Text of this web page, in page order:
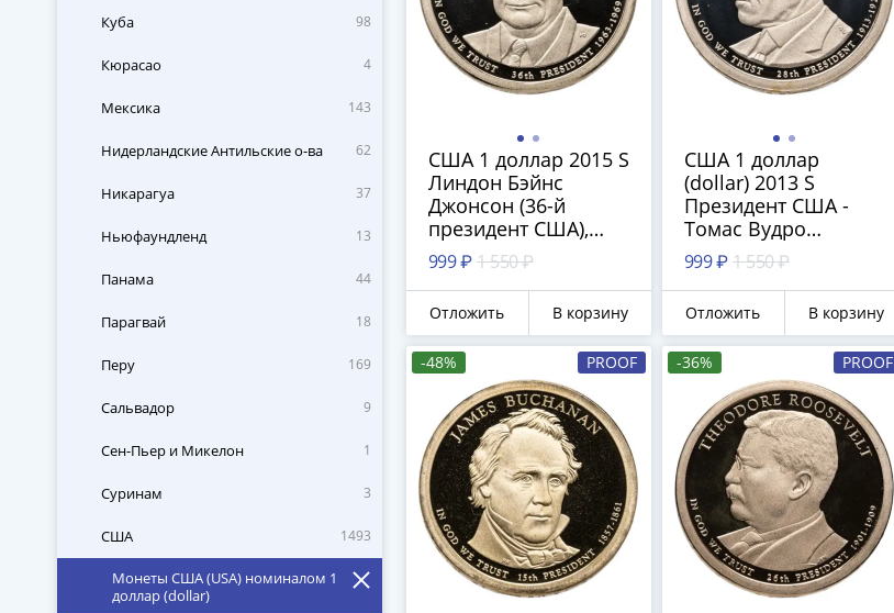
Куба 98
Кюрасао 4
Мексика 143
Нидерландские Антильские о-ва 62
Никарагуа 37
Ньюфаундленд 13
Панама 44
Парагвай 18
Перу 169
Сальвадор 9
Сен-Пьер и Микелон 1
Суринам 3
США
Монеты США (USA) номиналом 1
доллар (dollar)
1493
США 1 доллар 2015 S
Линдон Бэйнс
Джонсон (36-й
президент США),
знак монетного
двора "S" - Сан-
Франциско
999 ₽ 1 550 ₽
Отложить В корзину
США 1 доллар
(dollar) 2013 S
Президент США -
Томас Вудро
Вильсон (1913–1921)
знак монетного
двора: "S" - Сан-
Франциско
999 ₽ 1 550 ₽
Отложить В корзину
-48% PROOF -36% PROOF